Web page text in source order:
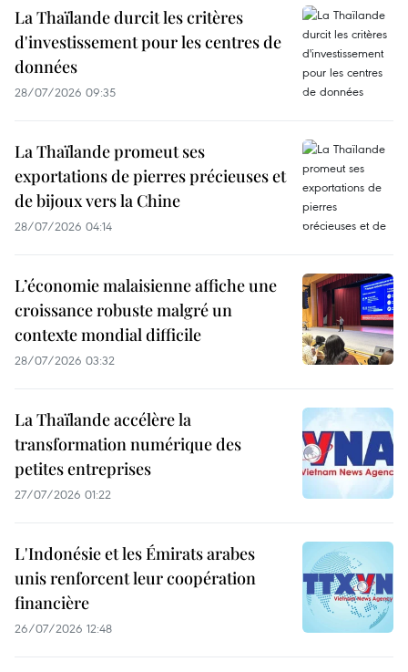
La Thaïlande durcit les critères
d'investissement pour les centres de
données
28/07/2026 09:35
La Thaïlande promeut ses
exportations de pierres précieuses et
de bijoux vers la Chine
28/07/2026 04:14
L’économie malaisienne affiche une
croissance robuste malgré un
contexte mondial difficile
28/07/2026 03:32
La Thaïlande accélère la
transformation numérique des
petites entreprises
27/07/2026 01:22
L'Indonésie et les Émirats arabes
unis renforcent leur coopération
financière
26/07/2026 12:48